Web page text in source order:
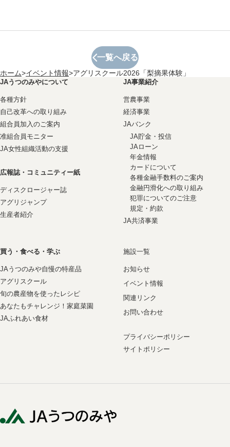
一覧へ戻る
ホーム>イベント情報>アグリスクール2026「梨摘果体験」
JAうつのみやについて
各種方針
自己改革への取り組み
組合員加入のご案内
准組合員モニター
JA女性組織活動の支援
広報誌・コミュニティー紙
ディスクロージャー誌
アグリジャンプ
生産者紹介
JA事業紹介
営農事業
経済事業
JAバンク
JA貯金・投信
JAローン
年金情報
カードについて
各種金融手数料のご案内
金融円滑化への取り組み
犯罪についてのご注意
規定・約款
JA共済事業
買う・食べる・学ぶ
JAうつのみや自慢の特産品
アグリスクール
旬の農産物を使ったレシピ
あなたもチャレンジ！家庭菜園
JAふれあい食材
施設一覧
お知らせ
イベント情報
関連リンク
お問い合わせ
プライバシーポリシー
サイトポリシー